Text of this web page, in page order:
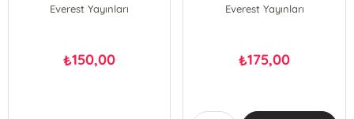
Everest Yayınları
₺150,00
Everest Yayınları
₺175,00